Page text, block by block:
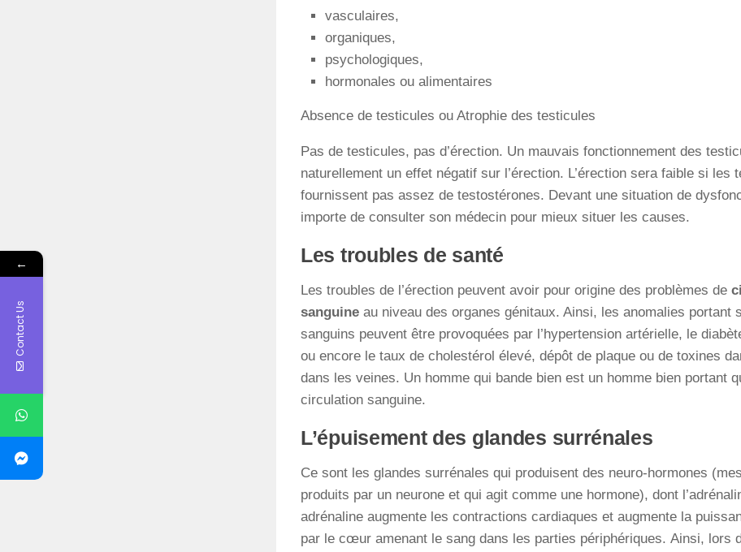
vasculaires,
organiques,
psychologiques,
hormonales ou alimentaires
Absence de testicules ou Atrophie des testicules
Pas de testicules, pas d’érection. Un mauvais fonctionnement des
naturellement un effet négatif sur l’érection. L’érection sera faible si les
fournissent pas assez de testostérones. Devant une situation de
importe de consulter son médecin pour mieux situer les causes.
Les troubles de santé
Les troubles de l’érection peuvent avoir pour origine des problèmes de
sanguine au niveau des organes génitaux. Ainsi, les anomalies portant
sanguins peuvent être provoquées par l’hypertension artérielle, le
ou encore le taux de cholestérol élevé, dépôt de plaque ou de toxines
dans les veines. Un homme qui bande bien est un homme bien portant
circulation sanguine.
L’épuisement des glandes surrénales
Ce sont les glandes surrénales qui produisent des neuro-hormones
produits par un neurone et qui agit comme une hormone), dont
adrénaline augmente les contractions cardiaques et augmente la
par le cœur amenant le sang dans les parties périphériques. Ainsi, lors
←
Contact Us